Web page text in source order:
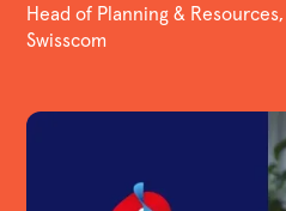
Head of Planning & Resources,
Swisscom